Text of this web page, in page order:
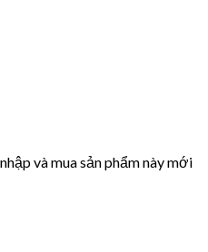
và mua sản phẩm này mới